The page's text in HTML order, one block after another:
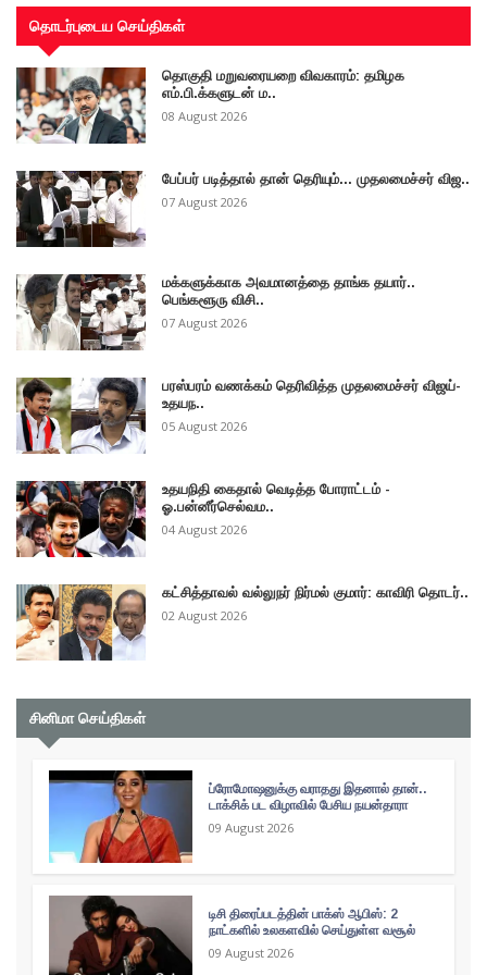
தொடர்புடைய செய்திகள்
தொகுதி மறுவரையறை விவகாரம்: தமிழக
எம்.பி.க்களுடன் ம..
08 August 2026
பேப்பர் படித்தால் தான் தெரியும்... முதலமைச்சர் விஜ..
07 August 2026
மக்களுக்காக அவமானத்தை தாங்க தயார்..
பெங்களூரு விசி..
07 August 2026
பரஸ்பரம் வணக்கம் தெரிவித்த முதலமைச்சர் விஜய்-
உதயந..
05 August 2026
உதயநிதி கைதால் வெடித்த போராட்டம் -
ஓ.பன்னீர்செல்வம..
04 August 2026
கட்சித்தாவல் வல்லுநர் நிர்மல் குமார்: காவிரி தொடர்..
02 August 2026
சினிமா செய்திகள்
ப்ரோமோஷனுக்கு வராதது இதனால் தான்..
டாக்சிக் பட விழாவில் பேசிய நயன்தாரா
09 August 2026
டிசி திரைப்படத்தின் பாக்ஸ் ஆபிஸ்: 2
நாட்களில் உலகளவில் செய்துள்ள வசூல்
09 August 2026